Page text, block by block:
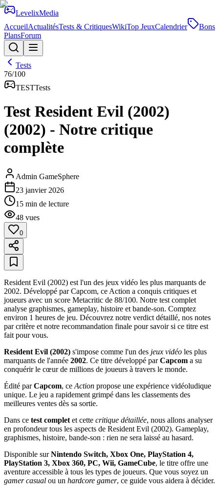
LevelixMedia
AccueilActualitésTests & CritiquesWikiTop JeuxCalendrier
Bons
PlansForum
Tests
76/100
TESTTests
Test Resident Evil (2002)
(2002) - Notre critique
complète
Admin GameSphere
23 janvier 2026
15 min de lecture
48 vues
0
Resident Evil (2002) est l'un des jeux vidéo les plus marquants de
2002. Développé par Capcom, ce Action a conquis critiques et
joueurs avec un score Metacritic de 88/100. Notre test complet
analyse graphismes, gameplay, histoire et bande-son. Comptez
environ 1 heures de jeu. Découvrez notre verdict détaillé, nos notes
par critère et notre recommandation finale pour savoir si ce titre est
fait pour vous.
Resident Evil (2002) s'impose comme l'un des jeux vidéo les plus
marquants de l'année 2002. Ce titre développé parCapcom a su
conquérir le cœur de millions de joueurs à travers le monde.
Édité parCapcom, ce Action propose une expérience vidéoludique
unique. Le jeu a rapidement grimpé dans les classements des
meilleures ventes dès sa sortie.
Dans ce test complet et cette critique détaillée, nous allons analyser
en profondeur tous les aspects de Resident Evil (2002). Gameplay,
graphismes, histoire, bande-son : rien ne sera laissé au hasard.
Disponible surNintendo Switch, Xbox One, PlayStation 4,
PlayStation 3, Xbox 360, PC, Wii, GameCube, le titre offre une
aventure accessible à tous les types de joueurs. Que vous soyez un
gamer casual ou un hardcore gamer, ce guide vous aidera à décider.